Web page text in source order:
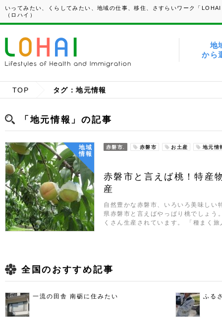
いってみたい、くらしてみたい、地域の仕事、移住、さすらいワーク「
（ロハイ）
地
から
TOP タグ：地元情報
「地元情報」の記事
地域
情報
赤磐市. 赤磐市 お土産 地元情
赤磐市と言えば桃！特産
産
自然豊かな赤磐市、いろいろ美味しい
県赤磐市と言えばやっぱり桃でしょう
くさん生産されています。 「種まく
全国のおすすめ記事
一流の田舎 南砺に住みたい ふる